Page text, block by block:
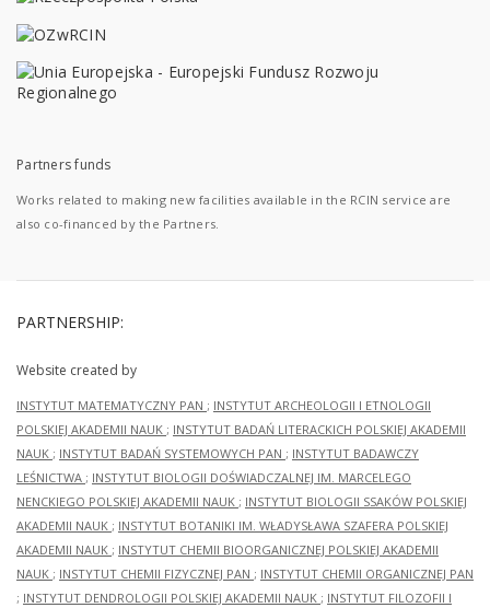
Partners funds
Works related to making new facilities available in the RCIN service are
also co-financed by the Partners.
PARTNERSHIP:
Website created by
INSTYTUT MATEMATYCZNY PAN ; INSTYTUT ARCHEOLOGII I ETNOLOGII
POLSKIEJ AKADEMII NAUK ; INSTYTUT BADAŃ LITERACKICH POLSKIEJ AKADEMII
NAUK ; INSTYTUT BADAŃ SYSTEMOWYCH PAN ; INSTYTUT BADAWCZY
LEŚNICTWA ; INSTYTUT BIOLOGII DOŚWIADCZALNEJ IM. MARCELEGO
NENCKIEGO POLSKIEJ AKADEMII NAUK ; INSTYTUT BIOLOGII SSAKÓW POLSKIEJ
AKADEMII NAUK ; INSTYTUT BOTANIKI IM. WŁADYSŁAWA SZAFERA POLSKIEJ
AKADEMII NAUK ; INSTYTUT CHEMII BIOORGANICZNEJ POLSKIEJ AKADEMII
NAUK ; INSTYTUT CHEMII FIZYCZNEJ PAN ; INSTYTUT CHEMII ORGANICZNEJ PAN
; INSTYTUT DENDROLOGII POLSKIEJ AKADEMII NAUK ; INSTYTUT FILOZOFII I